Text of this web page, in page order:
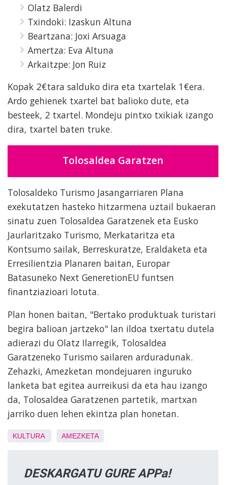
Olatz Balerdi
Txindoki: Izaskun Altuna
Beartzana: Joxi Arsuaga
Amertza: Eva Altuna
Arkaitzpe: Jon Ruiz
Kopak 2€tara salduko dira eta txartelak 1€era.
Ardo gehienek txartel bat balioko dute, eta
besteek, 2 txartel. Mondeju pintxo txikiak izango
dira, txartel baten truke.
Tolosaldea Garatzen
Tolosaldeko Turismo Jasangarriaren Plana
exekutatzen hasteko hitzarmena uztail bukaeran
sinatu zuen Tolosaldea Garatzenek eta Eusko
Jaurlaritzako Turismo, Merkataritza eta
Kontsumo sailak, Berreskuratze, Eraldaketa eta
Erresilientzia Planaren baitan, Europar
Batasuneko Next GeneretionEU funtsen
finantziazioari lotuta.
Plan honen baitan, "Bertako produktuak turistari
begira balioan jartzeko" lan ildoa txertatu dutela
adierazi du Olatz Ilarregik, Tolosaldea
Garatzeneko Turismo sailaren arduradunak.
Zehazki, Amezketan mondejuaren inguruko
lanketa bat egitea aurreikusi da eta hau izango
da, Tolosaldea Garatzenen partetik, martxan
jarriko duen lehen ekintza plan honetan.
KULTURA AMEZKETA
DESKARGATU GURE APPa!